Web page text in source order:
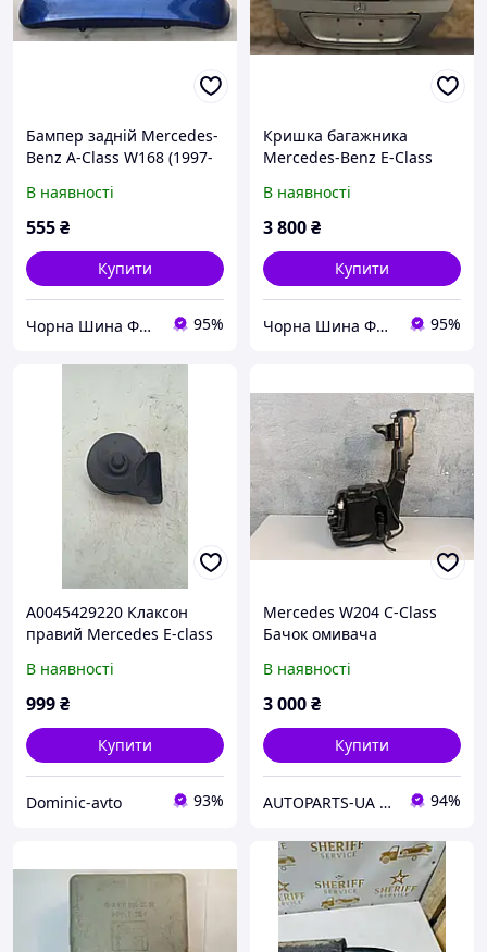
Бампер задній Mercedes-
Benz A-Class W168 (1997-
В наявності
555₴
Купити
Чорна Шина ФОП ЛЛІ 95%
Кришка багажника
Mercedes-Benz E-Class
В наявності
3 800₴
Купити
Чорна Шина ФОП ЛЛІ 95%
A0045429220 Клаксон
правий Mercedes E-class
шрот
В наявності
999₴
Купити
Dominic-avto 93%
Mercedes W204 C-Class
Бачок омивача
В наявності
3 000₴
Купити
AUTOPARTS-UA авторозборка SKODA OCTAVIA A5 94%